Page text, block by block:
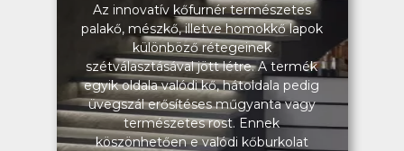
Az innovatív kőfurnér természetes
palakő, mészkő, illetve homokkő lapok
különböző rétegeinek
szétválasztásával jött létre. A termék
egyik oldala valódi kő, hátoldala pedig
üvegszál erősítéses műgyanta vagy
természetes rost. Ennek
köszönhetően e valódi kőburkolat